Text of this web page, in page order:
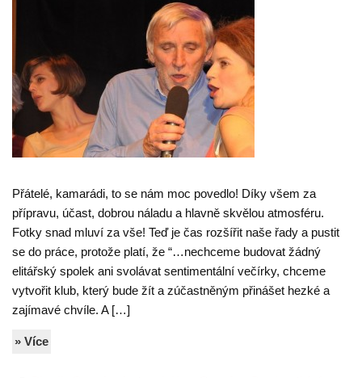
Přátelé, kamarádi, to se nám moc povedlo! Díky všem za
přípravu, účast, dobrou náladu a hlavně skvělou atmosféru.
Fotky snad mluví za vše! Teď je čas rozšířit naše řady a pustit
se do práce, protože platí, že “…nechceme budovat žádný
elitářský spolek ani svolávat sentimentální večírky, chceme
vytvořit klub, který bude žít a zúčastněným přinášet hezké a
zajímavé chvíle. A […]
» Více